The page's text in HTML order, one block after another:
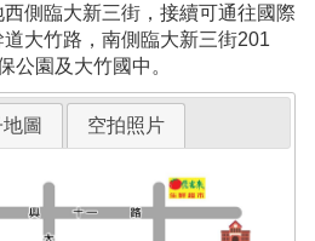
側臨大新三街，接續可通往國際
大竹路，南側臨大新三街201
公園及大竹國中。
圖 空拍照片